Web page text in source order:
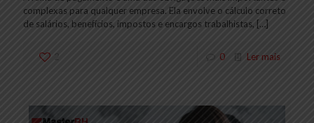
complexas para qualquer empresa. Ela envolve o cálculo correto
de salários, benefícios, impostos e encargos trabalhistas, […]
2 0 Ler mais